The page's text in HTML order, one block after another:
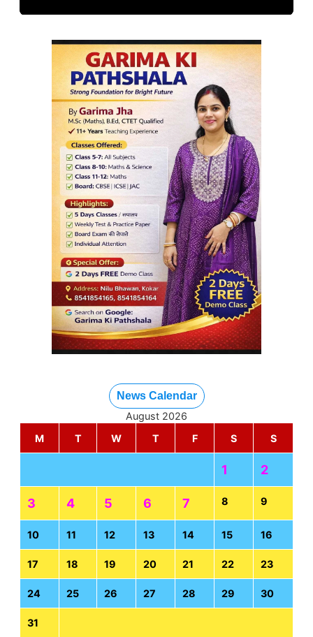
News Calendar
August 2026
M
T W T F S S
1 2
3 4 5 6 7 8 9
10 11 12 13 14 15 16
17 18 19 20 21 22 23
24 25 26 27 28 29 30
31